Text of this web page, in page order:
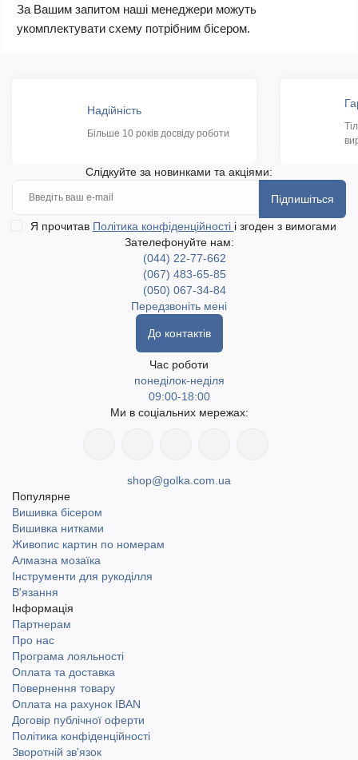
За Вашим запитом наші менеджери можуть
укомплектувати схему потрібним бісером.
Надійність
Більше 10 років досвіду роботи
Слідкуйте за новинками та акціями:
Підпишіться
Я прочитав Політика конфіденційності і згоден з вимогами
Зателефонуйте нам:
(044) 22-77-662
(067) 483-65-85
(050) 067-34-84
Передзвоніть мені
До контактів
Час роботи
понеділок-неділя
09:00-18:00
Ми в соціальних мережах:
shop@golka.com.ua
Популярне
Вишивка бісером
Вишивка нитками
Живопис картин по номерам
Алмазна мозаїка
Інструменти для рукоділля
В'язання
Інформація
Партнерам
Про нас
Програма лояльності
Оплата та доставка
Повернення товару
Оплата на рахунок IBAN
Договір публічної оферти
Політика конфіденційності
Зворотній зв'язок